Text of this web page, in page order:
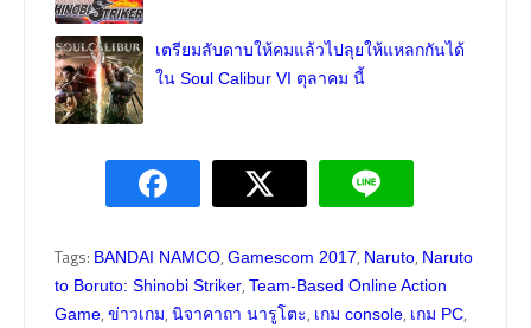
เตรียมลับดาบให้คมแล้วไปลุยให้แหลกกันได้
ใน Soul Calibur VI ตุลาคม นี้
Tags: BANDAI NAMCO, Gamescom 2017, Naruto, Naruto
to Boruto: Shinobi Striker, Team-Based Online Action
Game, ข่าวเกม, นิจาคาถา นารูโตะ, เกม console, เกม PC,